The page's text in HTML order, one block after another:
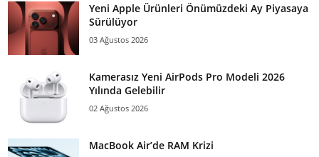
Yeni Apple Ürünleri Önümüzdeki Ay Piyasaya
Sürülüyor
03 Ağustos 2026
Kamerasız Yeni AirPods Pro Modeli 2026
Yılında Gelebilir
02 Ağustos 2026
MacBook Air’de RAM Krizi